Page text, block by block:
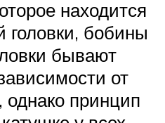
находится
головки, бобины
бывают
от
однако принцип